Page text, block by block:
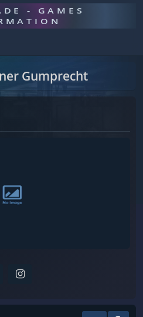
- GAMES
Gumprecht